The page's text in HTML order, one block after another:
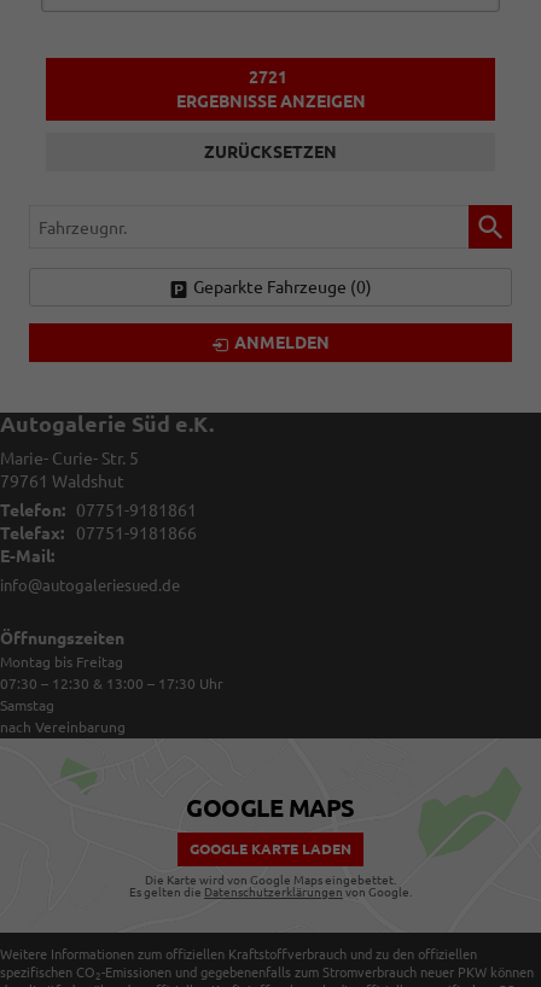
2721
ERGEBNISSE ANZEIGEN
ZURÜCKSETZEN
Fahrzeugnr.
Geparkte Fahrzeuge (0)
ANMELDEN
Autogalerie Süd e.K.
Marie- Curie- Str. 5
79761 Waldshut
Telefon:
07751-9181861
Telefax:
07751-9181866
E-Mail:
info@autogaleriesued.de
Öffnungszeiten
Montag bis Freitag
07:30 – 12:30 & 13:00 – 17:30 Uhr
Samstag
nach Vereinbarung
GOOGLE MAPS
GOOGLE KARTE LADEN
Die Karte wird von Google Maps eingebettet.
Es gelten die Datenschutzerklärungen von Google.
Weitere Informationen zum offiziellen Kraftstoffverbrauch und zu den offiziellen
spezifischen CO 2-Emissionen und gegebenenfalls zum Stromverbrauch neuer PKW können